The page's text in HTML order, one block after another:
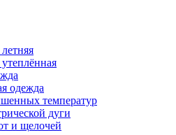
одежда
температур
дуги
и щелочей